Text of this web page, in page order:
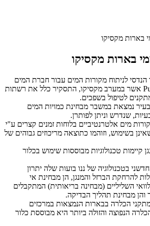
בארות מקסיקו
בארות מקסיקו
הנדסי לניתוח מקורות המים עבור חברת המים
של העיר Puerto Vallarta אשר במערב מקסיקו, התסקיר כלל את רשתות
לטיפול בשפכים.
נמצאת במשבר מבחינת כמויות המים
שנדרש וניתן לפותרן.
מים אלטרנטיביים בלוחות זמנים קצרים ע"י
בשימוש, וזוהמו כתוצאה מריכוזים גבוהים של
קיימות טכנולוגיות מבוססות שימוש בכלור
בטכנולוגיה של ננו בועות שלה יתרון
להרחקת הברזל והמנגן, הן מבחינת אי
השליליים (מבחינה בריאותית) המתקבלים
מבחינת תהליך הבדיקה.
הכלרה בבארות הנמצאות במרכזים
הנפוצה והזולה ביותר היא מבוססת כלור